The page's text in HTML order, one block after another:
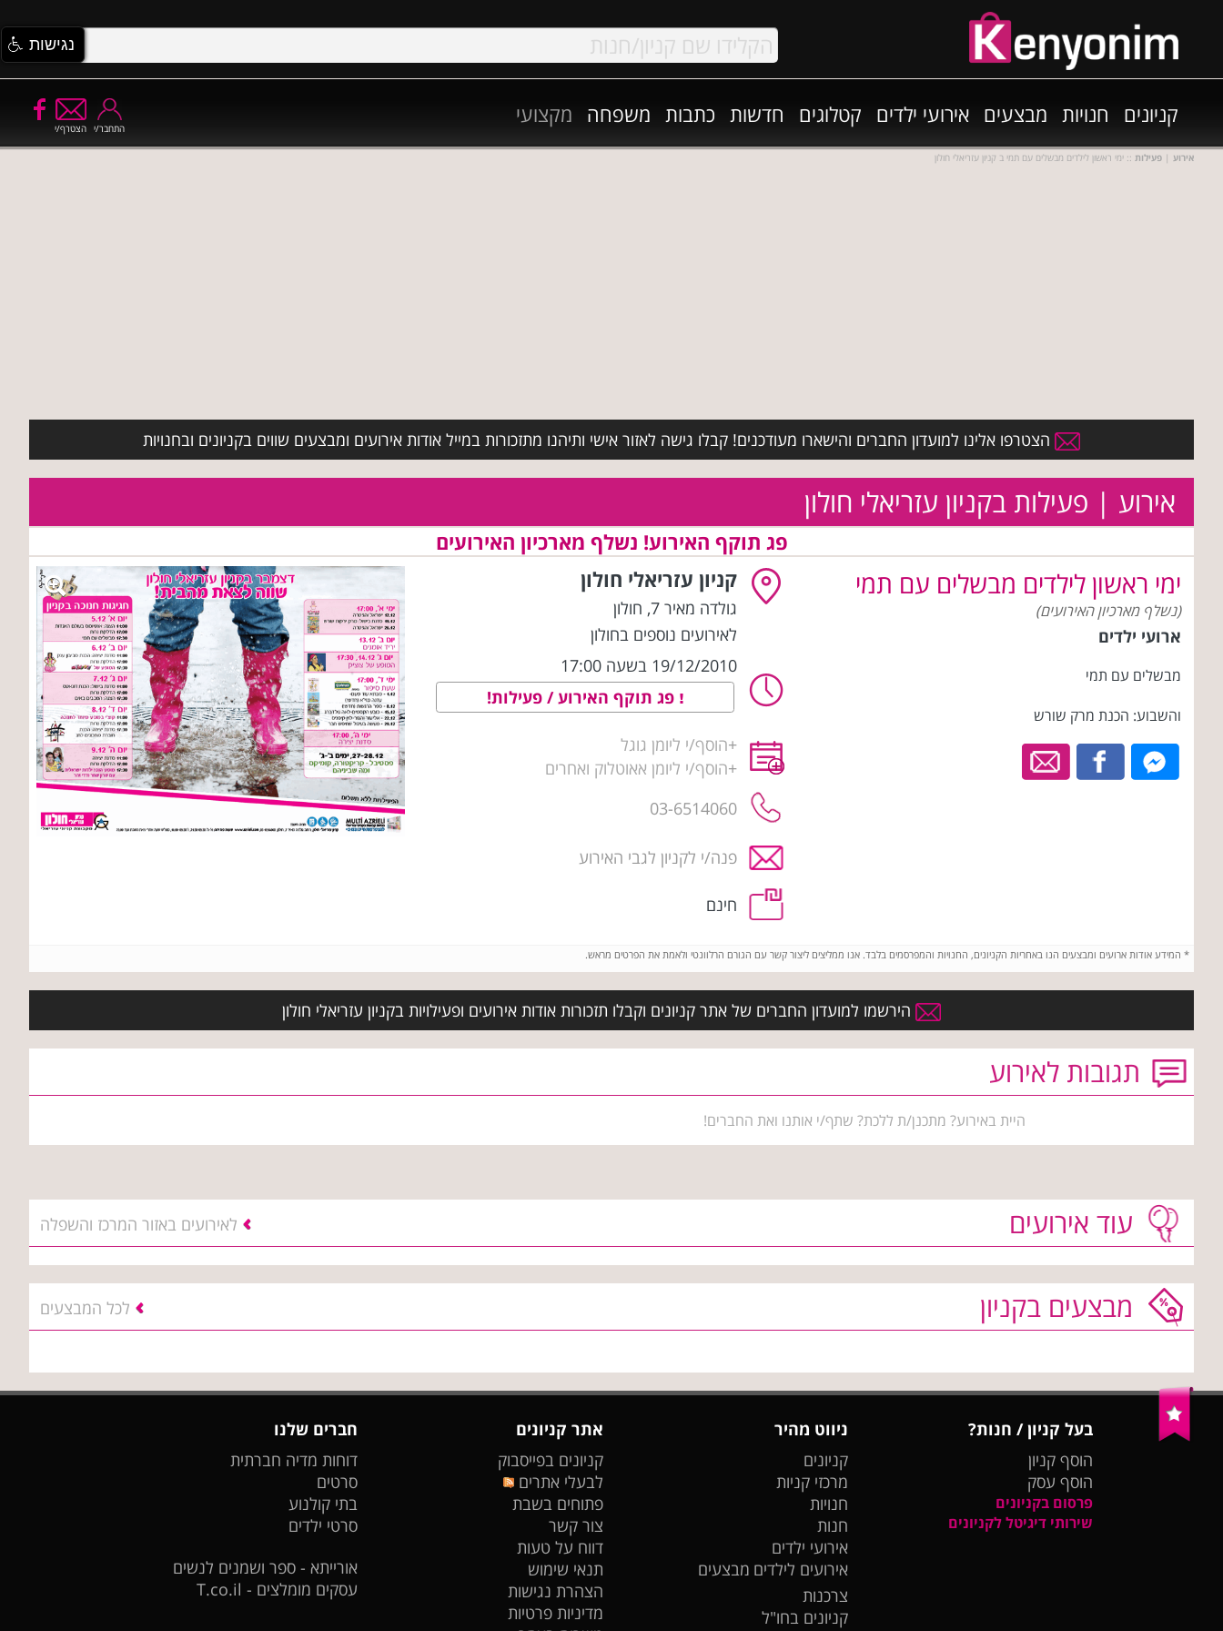
קניונים חנויות מבצעים אירועי ילדים קטלוגים חדשות כתבות משפחה מקצועי
הצטרף/י התחבר/י
אירוע | פעילות :: ימי ראשון לילדים מבשלים עם תמי ב קניון עזריאלי חולון
הצטרפו אלינו למועדון החברים והישארו מעודכנים! קבלו גישה לאזור אישי ותיהנו מתזכורות במייל אודות אירועים ומבצעים שווים בקניונים ובחנויות
אירוע | פעילות בקניון עזריאלי חולון
פג תוקף האירוע! נשלף מארכיון האירועים
ימי ראשון לילדים מבשלים עם תמי
(נשלף מארכיון האירועים)
ארועי ילדים
מבשלים עם תמי
והשבוע: הכנת מרק שורש
קניון עזריאלי חולון
גולדה מאיר 7 , חולון
לאירועים נוספים בחולון
19/12/2010 בשעה 17:00
פג תוקף האירוע / פעילות!
+הוסף/י ליומן גוגל
+הוסף/י ליומן אאוטלוק ואחרים
03-6514060
פנה/י לקניון לגבי האירוע
חינם
* המידע אודות ארועים ומבצעים הנו באחריות הקניונים, החנויות והמפרסמים בלבד. אנו ממליצים ליצור קשר עם הגורם הרלוונטי ולאמת את הפרטים מראש.
הירשמו למועדון החברים של אתר קניונים וקבלו תזכורות אודות אירועים ופעילויות בקניון עזריאלי חולון
תגובות לאירוע
היית באירוע? מתכנן/ת ללכת? שתף/י אותנו ואת החברים!
עוד אירועים לאירועים באזור המרכז והשפלה
מבצעים בקניון לכל המבצעים
בעל קניון / חנות?
הוסף קניון
הוסף עסק
פרסום בקניונים
שירותי דיגיטל לקניונים
ניווט מהיר
קניונים
מרכזי קניות
חנויות
חנות
אירועי ילדים
אירועים לילדים מבצעים
צרכנות
קניונים בחו"ל
אתר קניונים
קניונים בפייסבוק
לבעלי אתרים
פתוחים בשבת
צור קשר
דווח על טעות
תנאי שימוש
הצהרת נגישות
מדיניות פרטיות
חברים שלנו
דוחות מדיה חברתית
סרטים
בתי קולנוע
סרטי ילדים
אורייתא - ספר ושמנים לנשים
עסקים מומלצים - T.co.il
נגישות